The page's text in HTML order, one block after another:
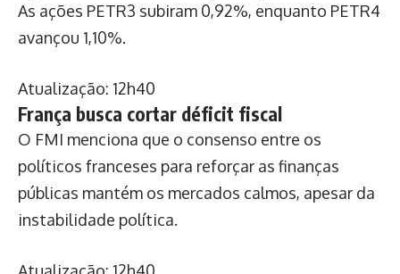
As ações PETR3 subiram 0,92%, enquanto PETR4
avançou 1,10%.
Atualização: 12h40
França busca cortar déficit fiscal
O FMI menciona que o consenso entre os
políticos franceses para reforçar as finanças
públicas mantém os mercados calmos, apesar da
instabilidade política.